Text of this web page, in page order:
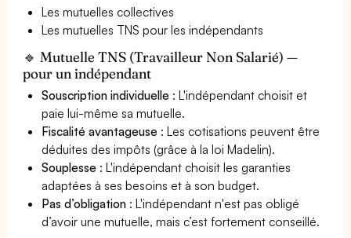
Les mutuelles collectives
Les mutuelles TNS pour les indépendants
🔹 Mutuelle TNS (Travailleur Non Salarié) —
pour un indépendant
Souscription individuelle : L'indépendant choisit et
paie lui-même sa mutuelle.
Fiscalité avantageuse : Les cotisations peuvent être
déduites des impôts (grâce à la loi Madelin).
Souplesse : L'indépendant choisit les garanties
adaptées à ses besoins et à son budget.
Pas d’obligation : L'indépendant n'est pas obligé
d’avoir une mutuelle, mais c’est fortement conseillé.